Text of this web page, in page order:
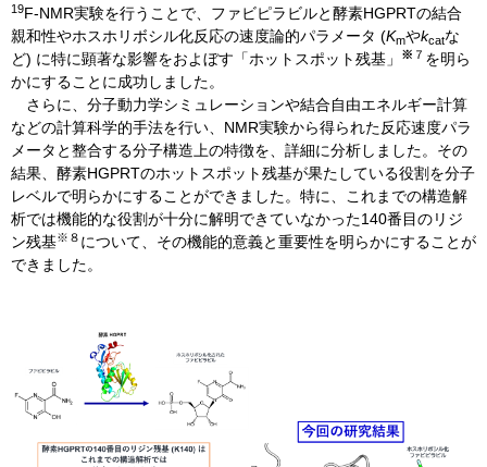
19F-NMR実験を行うことで、ファビピラビルと酵素HGPRTの結合
親和性やホスホリボシル化反応の速度論的パラメータ (Kmやkcatな
ど) に特に顕著な影響をおよぼす「ホットスポット残基」
※ ７ を明ら
かにすることに成功しました。
さらに、分子動力学シミュレーションや結合自由エネルギー計算
などの計算科学的手法を行い、NMR実験から得られた反応速度パラ
メータと整合する分子構造上の特徴を、詳細に分析しました。その
結果、酵素HGPRTのホットスポット残基が果たしている役割を分子
レベルで明らかにすることができました。特に、これまでの構造解
析では機能的な役割が十分に解明できていなかった140番目のリジ
ン残基※８ について、その機能的意義と重要性を明らかにすることが
できました。